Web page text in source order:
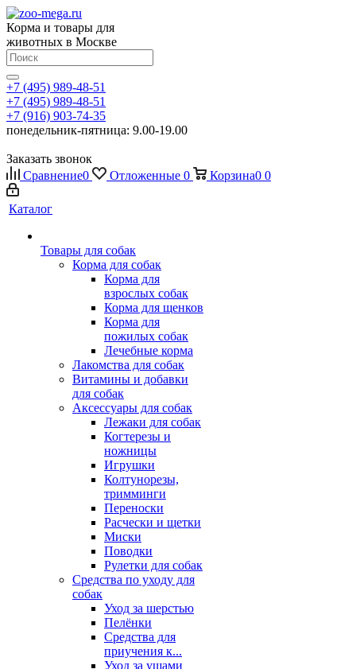
Корма и товары для
животных в Москве
+7 (495) 989-48-51
+7 (495) 989-48-51
+7 (916) 903-74-35
понедельник-пятница: 9.00-19.00
Заказать звонок
Сравнение0 Отложенные 0 Корзина0 0
Каталог
Товары для собак
Корма для собак
Корма для
взрослых собак
Корма для щенков
Корма для
пожилых собак
Лечебные корма
Лакомства для собак
Витамины и добавки
для собак
Аксессуары для собак
Лежаки для собак
Когтерезы и
ножницы
Игрушки
Колтунорезы,
тримминги
Переноски
Расчески и щетки
Миски
Поводки
Рулетки для собак
Средства по уходу для
собак
Уход за шерстью
Пелёнки
Средства для
приучения к...
Уход за ушами